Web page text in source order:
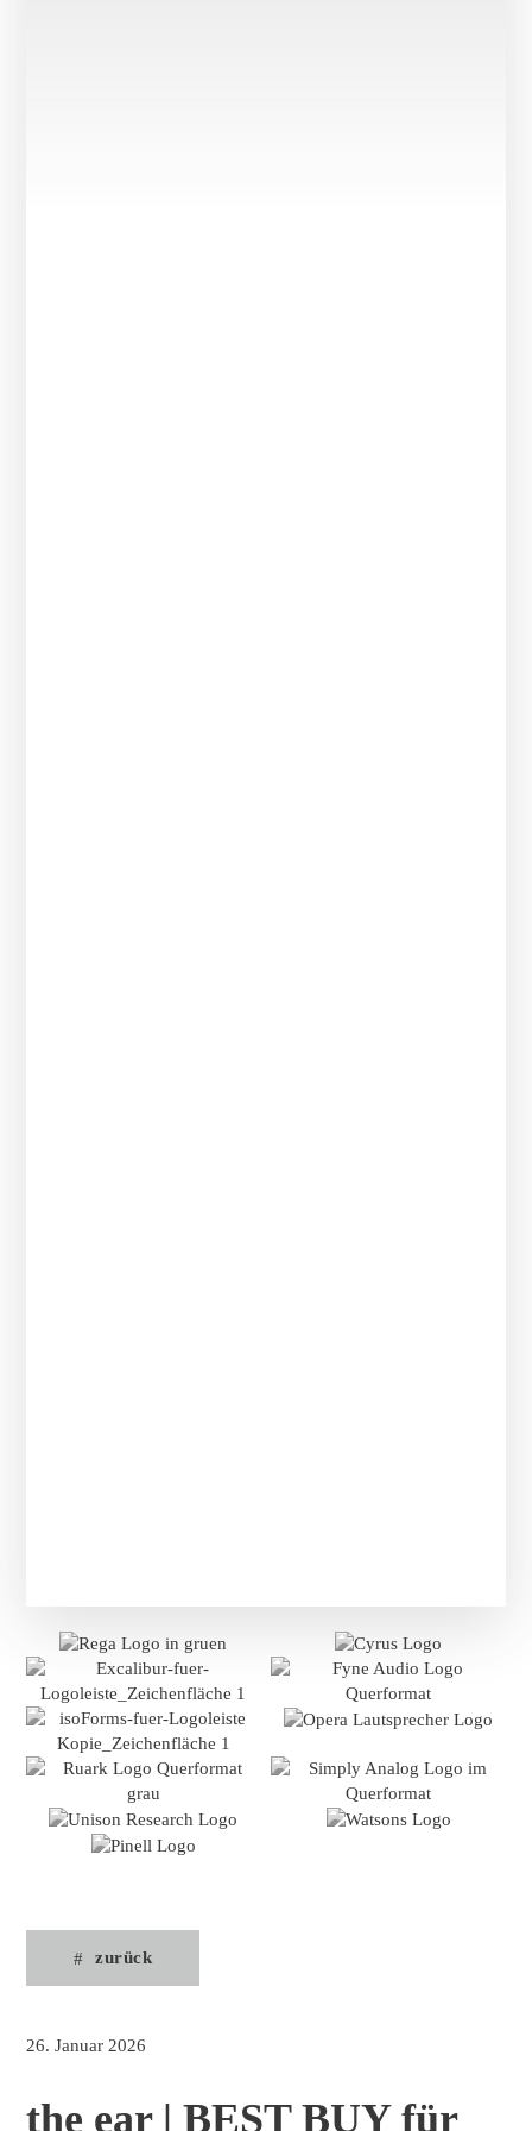
zurück
26. Januar 2026
the ear | BEST BUY für